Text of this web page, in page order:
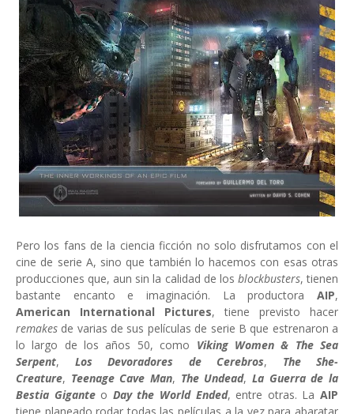
Pero los fans de la ciencia ficción no solo disfrutamos con el
cine de serie A, sino que también lo hacemos con esas otras
producciones que, aun sin la calidad de los blockbusters, tienen
bastante encanto e imaginación. La productora AIP,
American International Pictures, tiene previsto hacer
remakes de varias de sus películas de serie B que estrenaron a
lo largo de los años 50, como Viking Women & The Sea
Serpent, Los Devoradores de Cerebros, The She-
Creature, Teenage Cave Man, The Undead,La Guerra de la
Bestia Giganteo Day the World Ended, entre otras. LaAIP